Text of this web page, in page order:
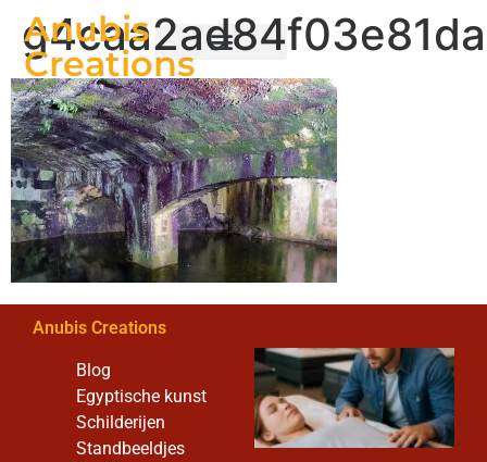
Anubis
Creations
Anubis Creations
Blog
Egyptische kunst
Schilderijen
Standbeeldjes